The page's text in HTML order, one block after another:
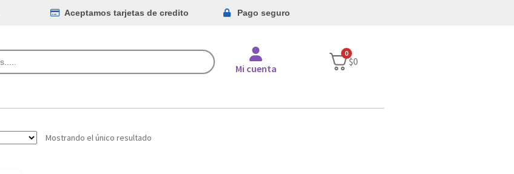
Aceptamos tarjetas de credito Pago seguro
Mi cuenta
0
$0
Mostrando el único resultado